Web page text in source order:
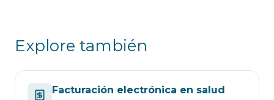
Explore también
Facturación electrónica en salud